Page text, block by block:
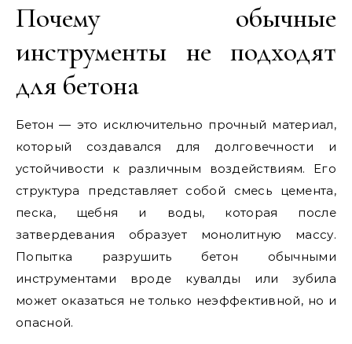
Почему обычные
инструменты не подходят
для бетона
Бетон — это исключительно прочный материал,
который создавался для долговечности и
устойчивости к различным воздействиям. Его
структура представляет собой смесь цемента,
песка, щебня и воды, которая после
затвердевания образует монолитную массу.
Попытка разрушить бетон обычными
инструментами вроде кувалды или зубила
может оказаться не только неэффективной, но и
опасной.